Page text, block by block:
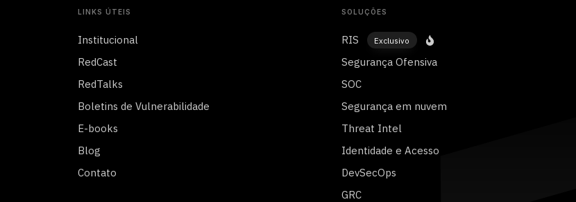
LINKS ÚTEIS
Institucional
RedCast
RedTalks
Boletins de Vulnerabilidade
E-books
Blog
Contato
SOLUÇÕES
RIS Exclusivo
Segurança Ofensiva
SOC
Segurança em nuvem
Threat Intel
Identidade e Acesso
DevSecOps
GRC